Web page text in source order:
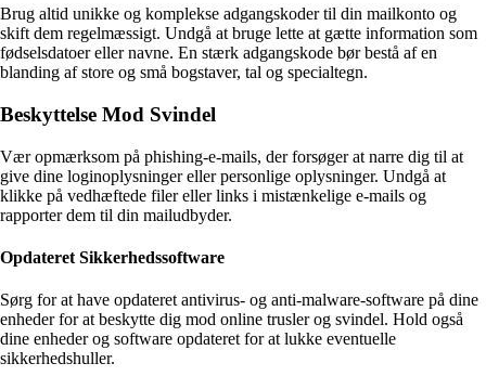
Brug altid unikke og komplekse adgangskoder til din mailkonto og
skift dem regelmæssigt. Undgå at bruge lette at gætte information som
fødselsdatoer eller navne. En stærk adgangskode bør bestå af en
blanding af store og små bogstaver, tal og specialtegn.
Beskyttelse Mod Svindel
Vær opmærksom på phishing-e-mails, der forsøger at narre dig til at
give dine loginoplysninger eller personlige oplysninger. Undgå at
klikke på vedhæftede filer eller links i mistænkelige e-mails og
rapporter dem til din mailudbyder.
Opdateret Sikkerhedssoftware
Sørg for at have opdateret antivirus- og anti-malware-software på dine
enheder for at beskytte dig mod online trusler og svindel. Hold også
dine enheder og software opdateret for at lukke eventuelle
sikkerhedshuller.